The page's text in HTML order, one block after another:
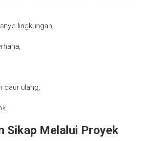
lingkungan,
daur ulang,
Sikap Melalui Proyek